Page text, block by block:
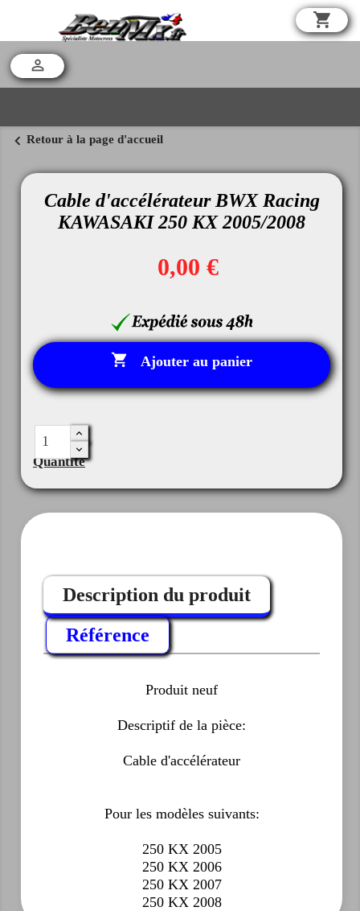
shopping_cart

chevron_left Retour à la page d'accueil
Cable d'accélérateur BWX Racing
KAWASAKI 250 KX 2005/2008
0,00 €
 Ajouter au panier
Quantité
Description du produit
Référence
Produit neuf
Descriptif de la pièce:
Cable d'accélérateur
Pour les modèles suivants:
250 KX 2005
250 KX 2006
250 KX 2007
250 KX 2008